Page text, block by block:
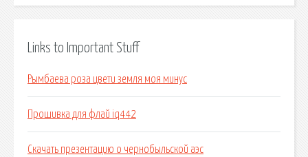
Links to Important Stuff
Рымбаева роза цвети земля моя минус
Прошивка для флай iq442
Скачать презентацию о чернобыльской аэс